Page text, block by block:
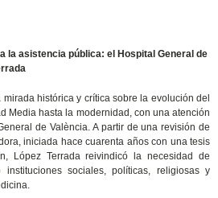
la asistencia pública: el Hospital General de
histórica y crítica sobre la evolución del
Media hasta la modernidad, con una atención
de València. A partir de una revisión de
iniciada hace cuarenta años con una tesis
López Terrada reivindicó la necesidad de
sociales, políticas, religiosas y